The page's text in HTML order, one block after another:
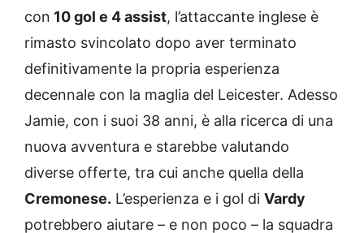
con 10 gol e 4 assist, l’attaccante inglese è
rimasto svincolato dopo aver terminato
definitivamente la propria esperienza
decennale con la maglia del Leicester. Adesso
Jamie, con i suoi 38 anni, è alla ricerca di una
nuova avventura e starebbe valutando
diverse offerte, tra cui anche quella della
Cremonese. L’esperienza e i gol di Vardy
potrebbero aiutare – e non poco – la squadra